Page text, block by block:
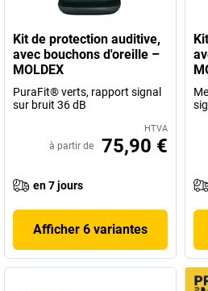
protection auditive confortables
nous vous assistons
Kit de protection auditive,
avec bouchons d'oreille –
MOLDEX
PuraFit® verts, rapport signal
sur bruit 36 dB
HTVA
à partir de 75,90 €
en 7 jours
Afficher 6 variantes